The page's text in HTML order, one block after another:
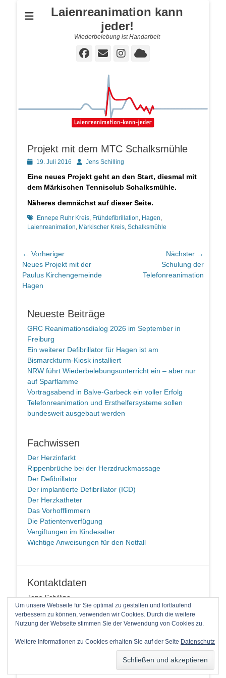
Laienreanimation kann
jeder!
Wiederbelebung ist Handarbeit
Facebook
E-
Instagram
Cloud
Projekt mit dem MTC Schalksmühle
Posted19. Juli 2016 AutorJens Schilling
Eine neues Projekt geht an den Start, diesmal mit
dem Märkischen Tennisclub Schalksmühle.
Näheres demnächst auf dieser Seite.
Schlagworte
Ennepe Ruhr Kreis, Frühdefibrillation, Hagen,
Laienreanimation, Märkischer Kreis, Schalksmühle
Beitragsnavigation
← Vorheriger
Vorheriger
Beitrag:
Neues Projekt mit der
Paulus Kirchengemeinde
Hagen
Nächster →
Schulung der
Telefonreanimation
Neueste Beiträge
GRC Reanimationsdialog 2026 im September in
Freiburg
Ein weiterer Defibrillator für Hagen ist am
Bismarckturm-Kiosk installiert
NRW führt Wiederbelebungsunterricht ein – aber nur
auf Sparflamme
Vortragsabend in Balve-Garbeck ein voller Erfolg
Telefonreanimation und Ersthelfersysteme sollen
bundesweit ausgebaut werden
Fachwissen
Der Herzinfarkt
Rippenbrüche bei der Herzdruckmassage
Der Defibrillator
Der implantierte Defibrillator (ICD)
Der Herzkatheter
Das Vorhofflimmern
Die Patientenverfügung
Vergiftungen im Kindesalter
Wichtige Anweisungen für den Notfall
Kontaktdaten
Jens Schilling
58091 Hagen
Telefon: +49 2337 94 90 14 1
E-Mail
Laienreanimation kann jeder!
. Alle Rechte
Catch Base vonCatch Themes
Um unsere Webseite für Sie optimal zu gestalten und fortlaufend
verbessern zu können, verwenden wir Cookies. Durch die weitere
Nutzung der Webseite stimmen Sie der Verwendung von Cookies zu.
Weitere Informationen zu Cookies erhalten Sie auf der Seite Datenschutz